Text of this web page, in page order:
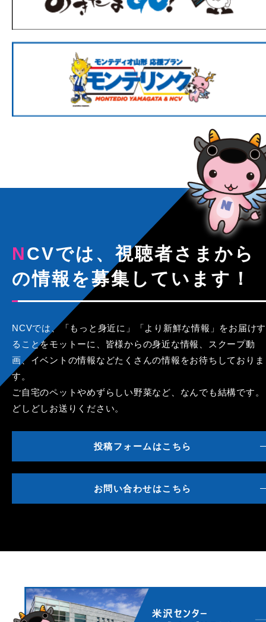
NCVでは、視聴者さまから
の情報を募集しています！
NCVでは、「もっと身近に」「より新鮮な情報」をお届けす
ることをモットーに、皆様からの身近な情報、スクープ動
画、イベントの情報などたくさんの情報をお待ちしておりま
す。
ご自宅のペットやめずらしい野菜など、なんでも結構です。
どしどしお送りください。
投稿フォームはこちら
お問い合わせはこちら